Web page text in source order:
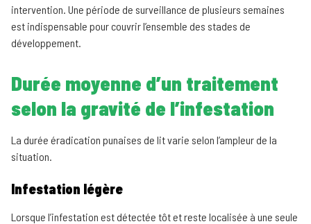
intervention. Une période de surveillance de plusieurs semaines
est indispensable pour couvrir l’ensemble des stades de
développement.
Durée moyenne d’un traitement
selon la gravité de l’infestation
La durée éradication punaises de lit varie selon l’ampleur de la
situation.
Infestation légère
Lorsque l’infestation est détectée tôt et reste localisée à une seule